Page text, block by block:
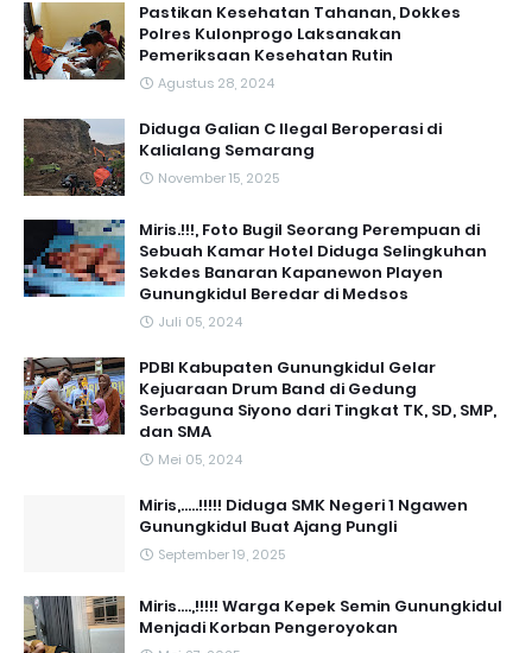
Pastikan Kesehatan Tahanan, Dokkes
Polres Kulonprogo Laksanakan
Pemeriksaan Kesehatan Rutin
Agustus 28, 2024
Diduga Galian C Ilegal Beroperasi di
Kalialang Semarang
November 15, 2025
Miris.!!!, Foto Bugil Seorang Perempuan di
Sebuah Kamar Hotel Diduga Selingkuhan
Sekdes Banaran Kapanewon Playen
Gunungkidul Beredar di Medsos
Juli 05, 2024
PDBI Kabupaten Gunungkidul Gelar
Kejuaraan Drum Band di Gedung
Serbaguna Siyono dari Tingkat TK, SD, SMP,
dan SMA
Mei 05, 2024
Miris,.....!!!!! Diduga SMK Negeri 1 Ngawen
Gunungkidul Buat Ajang Pungli
September 19, 2025
Miris....,!!!!! Warga Kepek Semin Gunungkidul
Menjadi Korban Pengeroyokan